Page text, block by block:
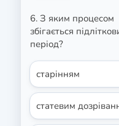
6. З яким процесом
збігається
період?
старінням
статевим